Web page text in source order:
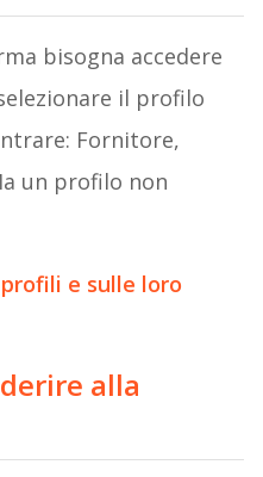
bisogna accedere
il profilo
Fornitore,
un profilo non
e sulle loro
alla